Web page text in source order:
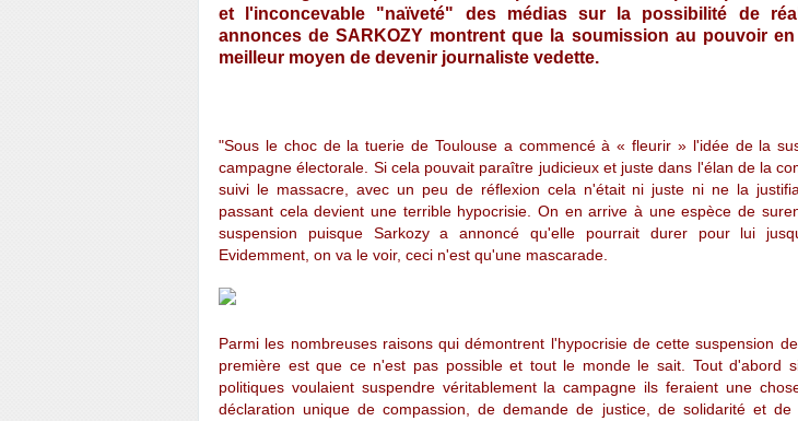
et l'inconcevable "naïveté" des médias sur la possibilité de
annonces de SARKOZY montrent que la soumission au pouvoir
meilleur moyen de devenir journaliste vedette.
"Sous le choc de la tuerie de Toulouse a commencé à « fleurir » l'idée de la
campagne électorale. Si cela pouvait paraître judicieux et juste dans l'élan de la
suivi le massacre, avec un peu de réflexion cela n'était ni juste ni ne la
passant cela devient une terrible hypocrisie. On en arrive à une espèce de
suspension puisque Sarkozy a annoncé qu'elle pourrait durer pour lui
Evidemment, on va le voir, ceci n'est qu'une mascarade.
Parmi les nombreuses raisons qui démontrent l'hypocrisie de cette suspension
première est que ce n'est pas possible et tout le monde le sait. Tout d'abord
politiques voulaient suspendre véritablement la campagne ils feraient une
déclaration unique de compassion, de demande de justice, de solidarité et